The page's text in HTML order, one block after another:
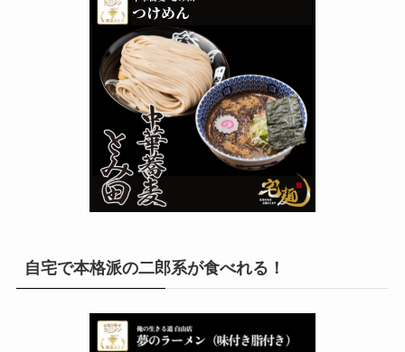
自宅で本格派の二郎系が食べれる！